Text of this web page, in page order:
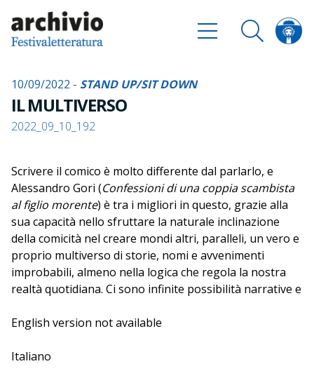
10/09/2022 - STAND UP/SIT DOWN
IL MULTIVERSO
2022_09_10_192
Scrivere il comico è molto differente dal parlarlo, e
Alessandro Gori (Confessioni di una coppia scambista
al figlio morente) è tra i migliori in questo, grazie alla
sua capacità nello sfruttare la naturale inclinazione
della comicità nel creare mondi altri, paralleli, un vero e
proprio multiverso di storie, nomi e avvenimenti
improbabili, almeno nella logica che regola la nostra
realtà quotidiana. Ci sono infinite possibilità narrative e
insieme impareremo a perderci in questi multiversi.
English version not available
Italiano